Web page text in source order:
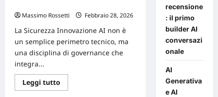
Massimo Rossetti
Febbraio 28, 2026
La Sicurezza Innovazione AI non è
un semplice perimetro tecnico, ma
una disciplina di governance che
integra...
Leggi tutto
di
recensione
: il primo
builder AI
conversazi
onale
AI
Generativa
e AI